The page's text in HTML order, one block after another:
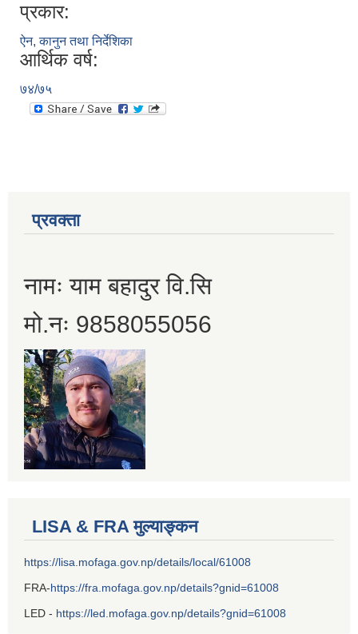
प्रकार:
ऐन, कानुन तथा निर्देशिका
आर्थिक वर्ष:
७४/७५
प्रवक्ता
नामः याम बहादुर वि.सि
मो.नः 9858055056
LISA & FRA मुल्याङ्कन
https://lisa.mofaga.gov.np/details/local/61008
FRA-https://fra.mofaga.gov.np/details?gnid=61008
LED - https://led.mofaga.gov.np/details?gnid=61008